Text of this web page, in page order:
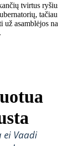
tvirtus
tačiau
už asamblėjos
ei Vaadi